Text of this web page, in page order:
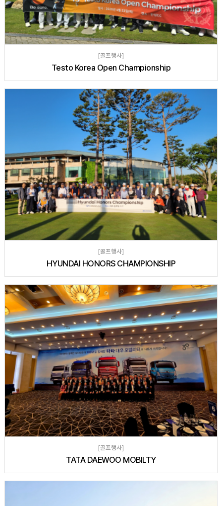
[골프행사]
Testo Korea Open Championship
[골프행사]
HYUNDAI HONORS CHAMPIONSHIP
[골프행사]
TATA DAEWOO MOBILTY